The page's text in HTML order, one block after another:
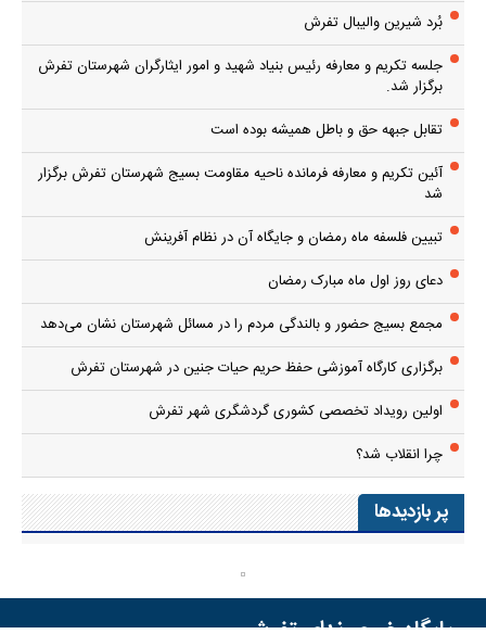
بُرد شیرین والیبال تفرش
جلسه تکریم و معارفه رئیس بنیاد شهید و امور ایثارگران شهرستان تفرش
برگزار شد.
تقابل جبهه حق و باطل همیشه بوده است
آئین تکریم و معارفه فرمانده ناحیه مقاومت بسیج شهرستان تفرش برگزار
شد
تبیین فلسفه ماه رمضان و جایگاه آن در نظام آفرینش
دعای روز اول ماه مبارک رمضان
مجمع بسیج حضور و بالندگی مردم را در مسائل شهرستان نشان می‌دهد
برگزاری کارگاه آموزشی حفظ حریم حیات جنین در شهرستان تفرش
اولین رویداد تخصصی کشوری گردشگری شهر تفرش
چرا انقلاب شد؟
پر بازدیدها